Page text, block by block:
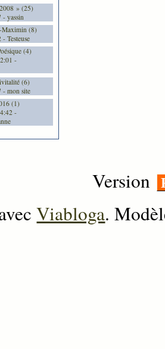
» (25)
yassin
Maximin (8)
Testeuse
(4)
-
(6)
- mon site
(1)
-
Version
Viabloga.